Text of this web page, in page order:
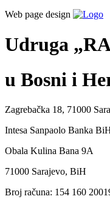
Web page design
Udruga
u Bosni i
Zagrebačka 18, 71000
Intesa Sanpaolo Banka
Obala Kulina Bana 9A
71000 Sarajevo, BiH
Broj računa: 154 160